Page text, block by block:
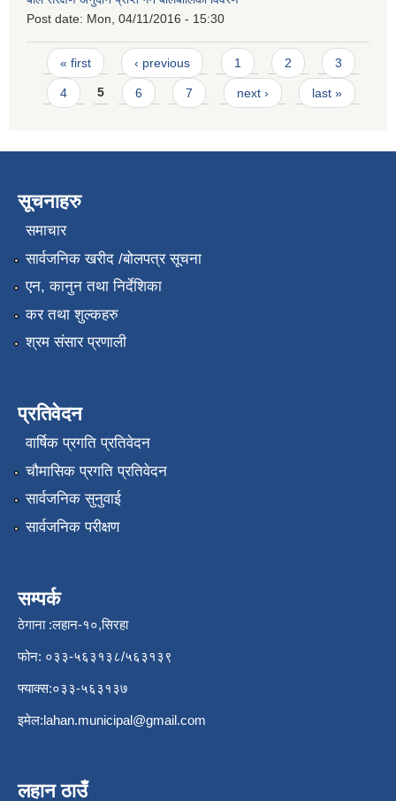
Post date: Mon, 04/11/2016 - 15:30
Pages
« first ‹ previous 1 2 3
4 5 6 7 next › last »
सूचनाहरु
समाचार
सार्वजनिक खरीद /बोलपत्र सूचना
एन, कानुन तथा निर्देशिका
कर तथा शुल्कहरु
श्रम संसार प्रणाली
प्रतिवेदन
वार्षिक प्रगति प्रतिवेदन
चौमासिक प्रगति प्रतिवेदन
सार्वजनिक सुनुवाई
सार्वजनिक परीक्षण
सम्पर्क
ठेगाना :लहान-१०,सिरहा
फोन: ०३३-५६३१३८/५६३१३९
फ्याक्स:०३३-५६३१३७
इमेल:lahan.municipal@gmail.com
लहान ठाउँ